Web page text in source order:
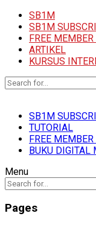
SB1M
SB1M
FREE
ARTIKEL
KURSUS
SB1M
TUTORIAL
FREE
BUKU DIGITAL
Menu
Pages